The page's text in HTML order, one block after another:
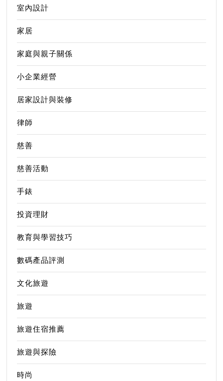
室內設計
家居
家庭與親子關係
小企業經營
居家設計與裝修
律師
慈善
慈善活動
手錶
投資理財
教育與學習技巧
數碼產品評測
文化旅遊
旅遊
旅遊住宿推薦
旅遊與探險
時尚